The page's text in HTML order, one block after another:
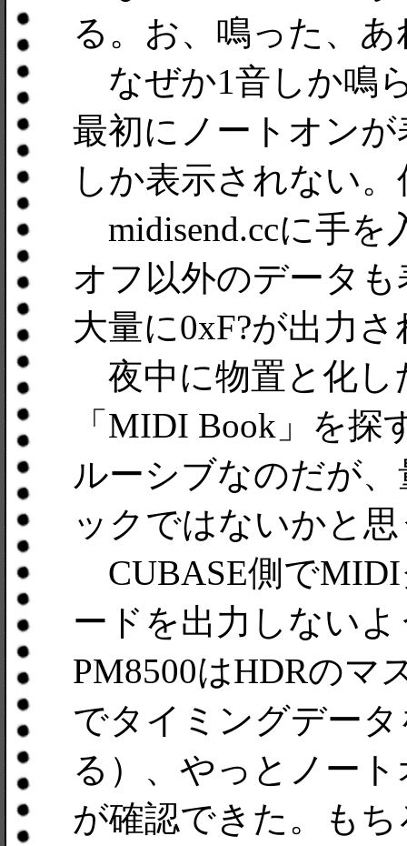
る。お、鳴った、
なぜか1音しか鳴
最初にノートオン
しか表示されない
midisend.ccに手を
オフ以外のデータ
大量に0xF?が出力
夜中に物置と化し
「MIDI Book」を
ルーシブなのだが
ックではないかと
CUBASE側で
ードを出力しない
PM8500はHDRのマ
でタイミングデー
る）、やっとノー
が確認できた。も